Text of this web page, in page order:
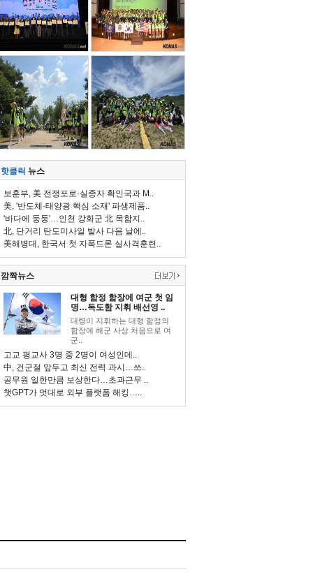
핫클릭 뉴스
보훈부, 美 전쟁포로·실종자 확인국과 M..
美, '반도체·태양광 핵심 소재' 파생제품..
'바다에 둥둥'…인천 강화군 北 목함지..
北, 단거리 탄도미사일 발사 다음 날에..
美해병대, 한국서 첫 자폭드론 실사격훈련..
깜짝뉴스
대형 함정 함장에 여군 첫 임
명…독도함 지휘 배선영 ..
대령이 지휘하는 대형 함정의
함장에 해군 사상 처음으로 여
군..
고교 평교사 3명 중 2명이 여성인데..
中, 건군절 앞두고 최신 전력 과시…쓰..
공무원 일한만큼 보상한다…초과근무 ..
챗GPT가 멋대로 외부 플랫폼 해킹…..